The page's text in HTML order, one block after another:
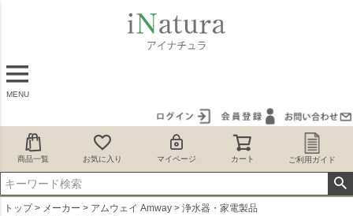
MENU
商品一覧 お気に入り マイページ カート ご利用ガイド
トップ メーカー アムウェイ Amway
浄水器・家電製品